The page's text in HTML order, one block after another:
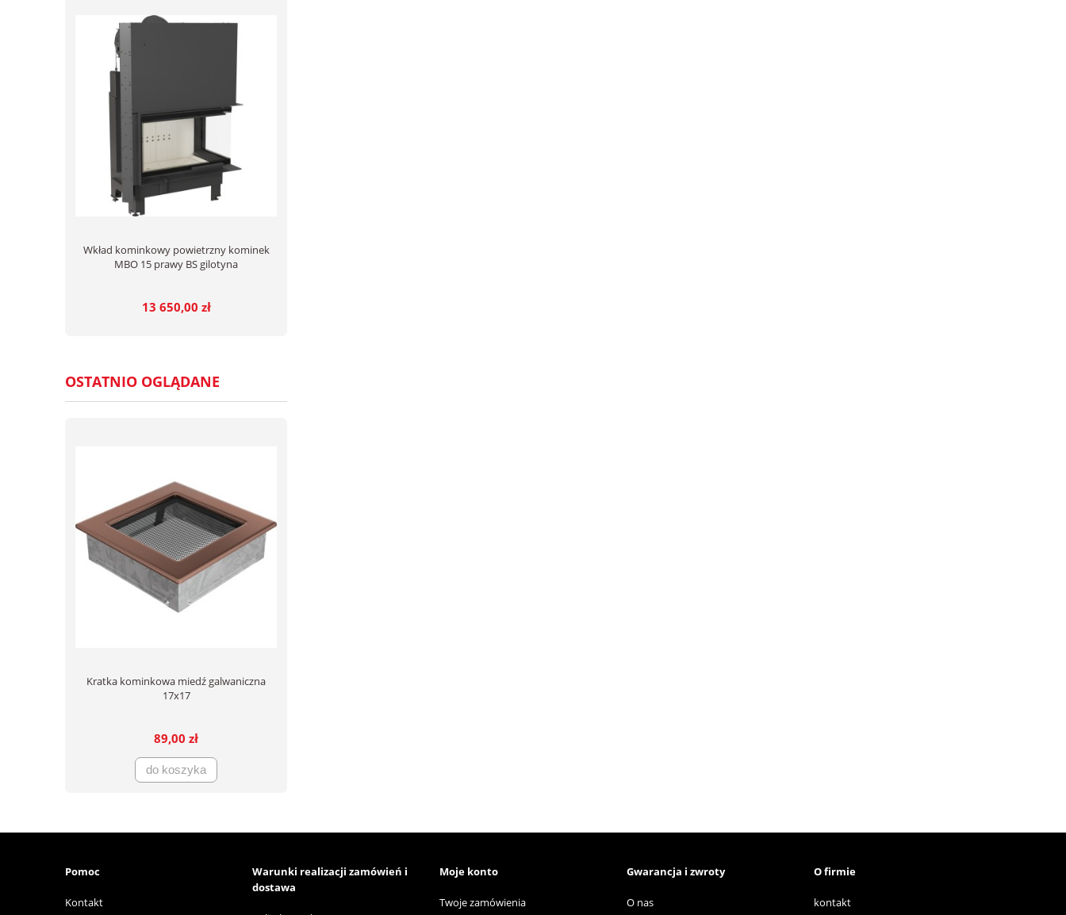
Wkład kominkowy powietrzny kominek
MBO 15 prawy BS gilotyna
13 650,00 zł
OSTATNIO OGLĄDANE
Kratka kominkowa miedź galwaniczna
17x17
89,00 zł
do koszyka
Pomoc
Kontakt
Warunki realizacji zamówień i
dostawa
Moje konto
Twoje zamówienia
Gwarancja i zwroty
O nas
O firmie
kontakt